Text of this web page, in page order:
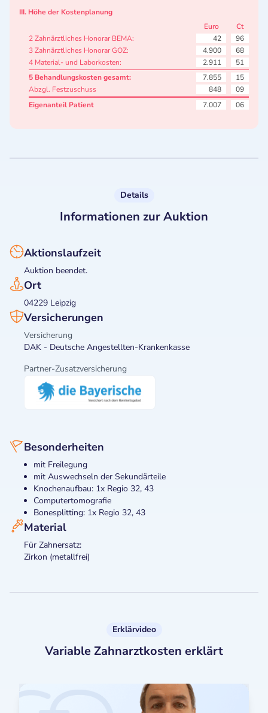
III. Höhe der Kostenplanung
Euro
Ct
2 Zahnärztliches Honorar BEMA:
42
96
3 Zahnärztliches Honorar GOZ:
4.900
68
4 Material- und Laborkosten:
2.911
51
5 Behandlungskosten gesamt:
7.855
15
Abzgl. Festzuschuss
848
09
Eigenanteil Patient
7.007 06
Details
Informationen zur Auktion
Aktionslaufzeit
Auktion beendet.
Ort
04229 Leipzig
Versicherungen
Versicherung
DAK - Deutsche Angestellten-Krankenkasse
Partner-Zusatzversicherung
Besonderheiten
mit Freilegung
mit Auswechseln der Sekundärteile
Knochenaufbau: 1x Regio 32, 43
Computertomografie
Bonesplitting: 1x Regio 32, 43
Material
Für Zahnersatz:
Zirkon (metallfrei)
Erklärvideo
Variable Zahnarztkosten erklärt